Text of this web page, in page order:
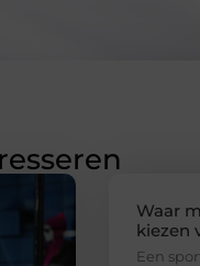
Waar
kiezen
Een